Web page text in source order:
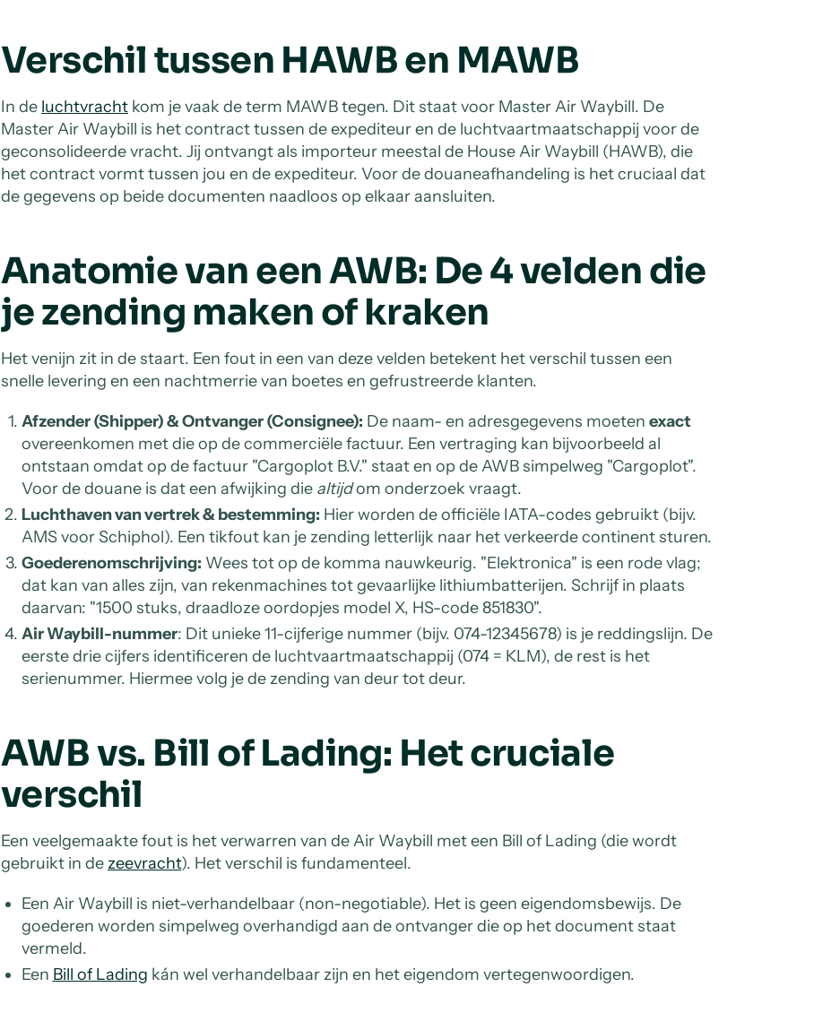
Verschil tussen HAWB en MAWB
In de luchtvracht kom je vaak de term MAWB tegen. Dit staat voor Master Air Waybill. De
Master Air Waybill is het contract tussen de expediteur en de luchtvaartmaatschappij voor de
geconsolideerde vracht. Jij ontvangt als importeur meestal de House Air Waybill (HAWB), die
het contract vormt tussen jou en de expediteur. Voor de douaneafhandeling is het cruciaal dat
de gegevens op beide documenten naadloos op elkaar aansluiten.
Anatomie van een AWB: De 4 velden die
je zending maken of kraken
Het venijn zit in de staart. Een fout in een van deze velden betekent het verschil tussen een
snelle levering en een nachtmerrie van boetes en gefrustreerde klanten.
Afzender (Shipper) & Ontvanger (Consignee): De naam- en adresgegevens moeten exact
overeenkomen met die op de commerciële factuur. Een vertraging kan bijvoorbeeld al
ontstaan omdat op de factuur "Cargoplot B.V." staat en op de AWB simpelweg "Cargoplot".
Voor de douane is dat een afwijking die altijdom onderzoek vraagt.
Luchthaven van vertrek & bestemming: Hier worden de officiële IATA-codes gebruikt (bijv.
AMS voor Schiphol). Een tikfout kan je zending letterlijk naar het verkeerde continent sturen.
Goederenomschrijving: Wees tot op de komma nauwkeurig. "Elektronica" is een rode vlag;
dat kan van alles zijn, van rekenmachines tot gevaarlijke lithiumbatterijen. Schrijf in plaats
daarvan: "1500 stuks, draadloze oordopjes model X, HS-code 851830".
Air Waybill-nummer: Dit unieke 11-cijferige nummer (bijv. 074-12345678) is je reddingslijn. De
eerste drie cijfers identificeren de luchtvaartmaatschappij (074 = KLM), de rest is het
serienummer. Hiermee volg je de zending van deur tot deur.
AWB vs. Bill of Lading: Het cruciale
verschil
Een veelgemaakte fout is het verwarren van de Air Waybill met een Bill of Lading (die wordt
gebruikt in de zeevracht). Het verschil is fundamenteel.
Een Air Waybill is niet-verhandelbaar (non-negotiable). Het is geen eigendomsbewijs. De
goederen worden simpelweg overhandigd aan de ontvanger die op het document staat
vermeld.
Een Bill of Lading kán wel verhandelbaar zijn en het eigendom vertegenwoordigen.